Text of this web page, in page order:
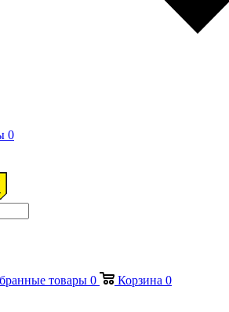
0
товары 0 Корзина 0